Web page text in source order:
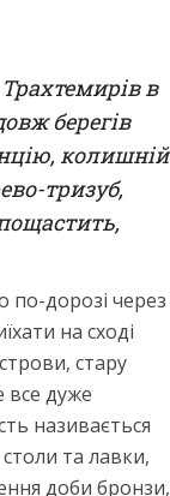
в
берегів
колишній
тризуб,
по-дорозі через
на сході
стару
все дуже
називається
та лавки,
доби бронзи,